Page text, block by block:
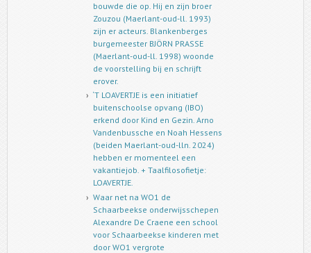
bouwde die op. Hij en zijn broer
Zouzou (Maerlant-oud-ll. 1993)
zijn er acteurs. Blankenberges
burgemeester BJÖRN PRASSE
(Maerlant-oud-ll. 1998) woonde
de voorstelling bij en schrijft
erover.
‘T LOAVERTJE is een initiatief
buitenschoolse opvang (IBO)
erkend door Kind en Gezin. Arno
Vandenbussche en Noah Hessens
(beiden Maerlant-oud-lln. 2024)
hebben er momenteel een
vakantiejob. + Taalfilosofietje:
LOAVERTJE.
Waar net na WO1 de
Schaarbeekse onderwijsschepen
Alexandre De Craene een school
voor Schaarbeekse kinderen met
door WO1 vergrote